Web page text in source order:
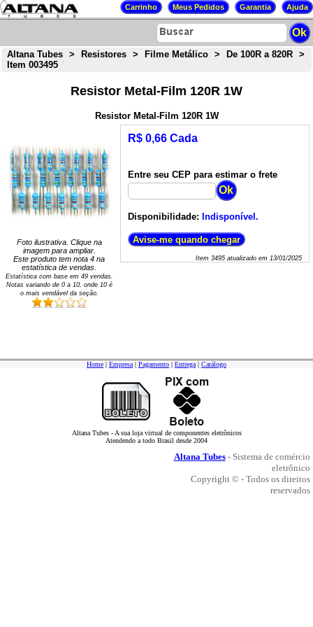
Altana Tubes > Resistores > Filme Metálico > De 100R a 820R
>
Item 003495
Resistor Metal-Film 120R 1W
Resistor Metal-Film 120R 1W
Foto ilustrativa. Clique na
imagem para ampliar.
Este produto tem nota 4 na
estatística de vendas.
Estatística com base em 49vendas.
Notas variando de 0a 10, onde 10 é
o mais vendável da seção.
R$ 0,66 Cada
Entre seu CEP para estimar o frete
Disponibilidade: Indisponível.
Item 3495atualizado em 13/01/2025
Home | Empresa | Pagamento | Entrega | Catálogo
Altana Tubes - A sua loja virtual de componentes eletrônicos
Atendendo a todo Brasil desde 2004
Altana Tubes- Sistema de comércio
eletrônico
Copyright © - Todos os direitos
reservados